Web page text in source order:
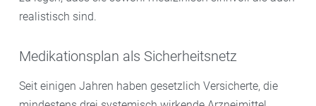
realistisch sind.
Medikationsplan als Sicherheitsnetz
Seit einigen Jahren haben gesetzlich Versicherte, die